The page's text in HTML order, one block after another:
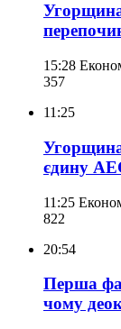
15:28
357
11:25
єдину
11:25
822
20:54
Перша
чому